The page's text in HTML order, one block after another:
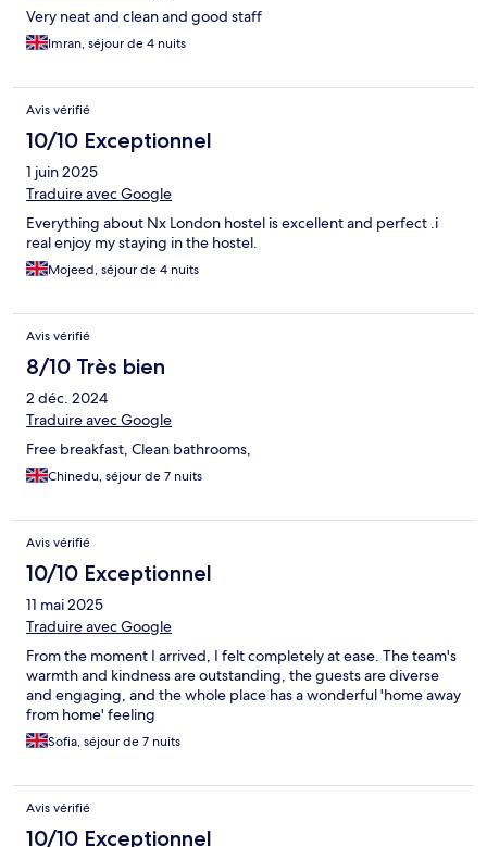
Very neat and clean and good staff
Imran, séjour de 4 nuits
Avis vérifié
10/10 Exceptionnel
1 juin 2025
Traduire avec Google
Everything about Nx London hostel is excellent and perfect .i
real enjoy my staying in the hostel.
Mojeed, séjour de 4 nuits
Avis vérifié
8/10 Très bien
2 déc. 2024
Traduire avec Google
Free breakfast, Clean bathrooms,
Chinedu, séjour de 7 nuits
Avis vérifié
10/10 Exceptionnel
11 mai 2025
Traduire avec Google
From the moment I arrived, I felt completely at ease. The team's
warmth and kindness are outstanding, the guests are diverse
and engaging, and the whole place has a wonderful 'home away
from home' feeling
Sofia, séjour de 7 nuits
Avis vérifié
10/10 Exceptionnel